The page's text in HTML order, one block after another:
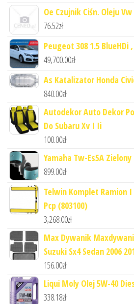
Oe Czujnik Ciśn. Oleju Vw
76.52zł
Peugeot 308 1.5 BlueHDi
49,700.00zł
As Katalizator Honda
840.00zł
Autodekor Auto Dekor
Do Subaru Xv I Ii
100.00zł
Yamaha Tw-Es5A Zielony
899.00zł
Telwin Komplet Ramion I
Pcp (803100)
3,268.00zł
Max Dywanik
Suzuki Sx4 Sedan 2006
156.00zł
Liqui Moly Olej 5W-40
338.18zł